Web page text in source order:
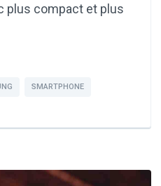
plus compact et plus
SMARTPHONE